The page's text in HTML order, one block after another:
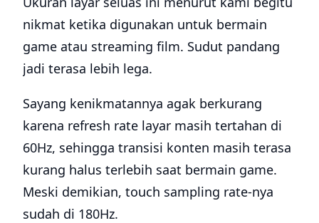
nikmat ketika digunakan untuk bermain
game atau streaming film. Sudut pandang
jadi terasa lebih lega.
Sayang kenikmatannya agak berkurang
karena refresh rate layar masih tertahan di
60Hz, sehingga transisi konten masih terasa
kurang halus terlebih saat bermain game.
Meski demikian, touch sampling rate-nya
sudah di 180Hz.